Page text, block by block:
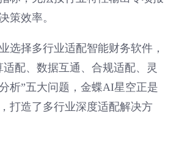
策效率。
选择多行业适配智能财务软件，
适配、数据互通、合规适配、灵
析”五大问题，金蝶AI星空正是
打造了多行业深度适配解决方